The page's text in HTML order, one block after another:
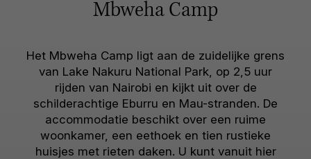
Mbweha Camp
Het Mbweha Camp ligt aan de zuidelijke grens
van Lake Nakuru National Park, op 2,5 uur
rijden van Nairobi en kijkt uit over de
schilderachtige Eburru en Mau-stranden. De
accommodatie beschikt over een ruime
woonkamer, een eethoek en tien rustieke
huisjes met rieten daken. U kunt vanuit hier